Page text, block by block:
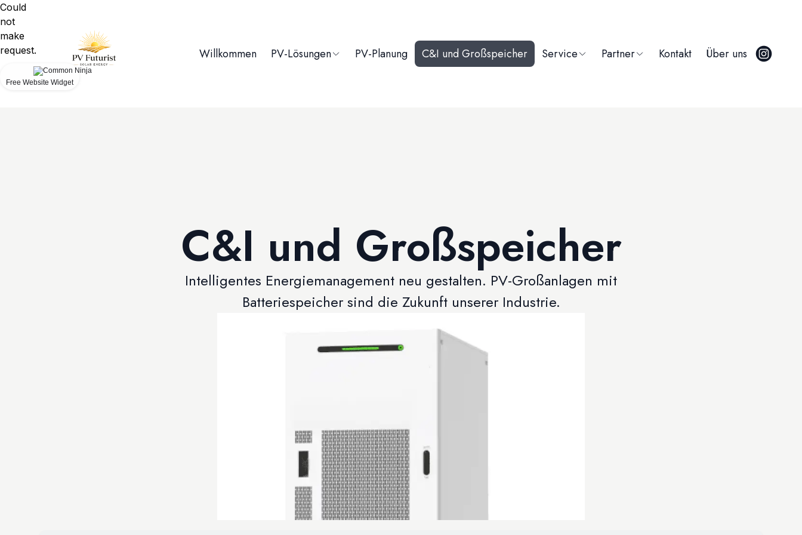
Willkommen PV-Lösungen PV-Planung C&I und Großspeicher Service Partner Kontakt Über uns
C&I und Großspeicher
Intelligentes Energiemanagement neu gestalten. PV-Großanlagen mit
Batteriespeicher sind die Zukunft unserer Industrie.
Could
not
make
request.
Free Website Widget